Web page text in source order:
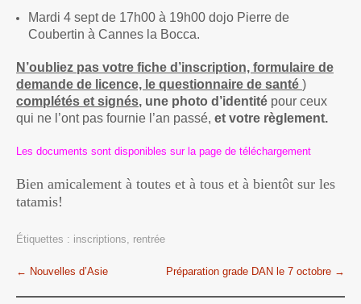
Mardi 4 sept de 17h00 à 19h00 dojo Pierre de
Coubertin à Cannes la Bocca.
N’oubliez pas votre fiche d’inscription, formulaire de
demande de licence, le questionnaire de santé )
complétés et signés, une photo d’identité pour ceux
qui ne l’ont pas fournie l’an passé, et votre règlement.
Les documents sont disponibles sur la page de téléchargement
Bien amicalement à toutes et à tous et à bientôt sur les
tatamis!
Étiquettes : inscriptions, rentrée
Post
navigation
← Nouvelles d’Asie Préparation grade DAN le 7 octobre →